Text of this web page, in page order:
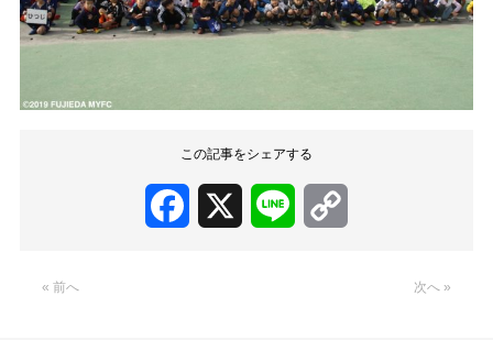
この記事をシェアする
Facebook Line
« 前へ 次へ »